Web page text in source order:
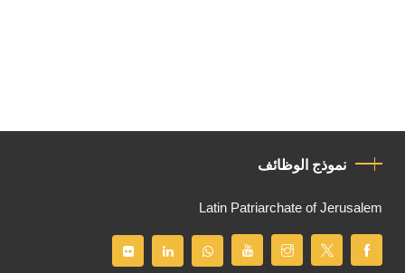
نموذج الوظائف
Latin Patriarchate of Jerusalem